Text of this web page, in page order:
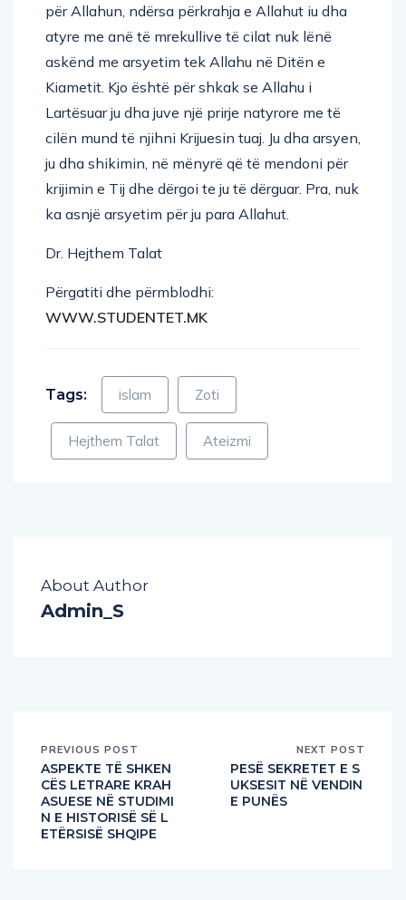
për Allahun, ndërsa përkrahja e Allahut iu dha
atyre me anë të mrekullive të cilat nuk lënë
askënd me arsyetim tek Allahu në Ditën e
Kiametit. Kjo është për shkak se Allahu i
Lartësuar ju dha juve një prirje natyrore me të
cilën mund të njihni Krijuesin tuaj. Ju dha arsyen,
ju dha shikimin, në mënyrë që të mendoni për
krijimin e Tij dhe dërgoi te ju të dërguar. Pra, nuk
ka asnjë arsyetim për ju para Allahut.
Dr. Hejthem Talat
Përgatiti dhe përmblodhi:
WWW.STUDENTET.MK
Tags: islam Zoti
Hejthem Talat Ateizmi
About Author
Admin_S
PREVIOUS POST
ASPEKTE TË SHKEN
CËS LETRARE KRAH
ASUESE NË STUDIMI
N E HISTORISË SË L
ETËRSISË SHQIPE
NEXT POST
PESË SEKRETET E S
UKSESIT NË VENDIN
E PUNËS